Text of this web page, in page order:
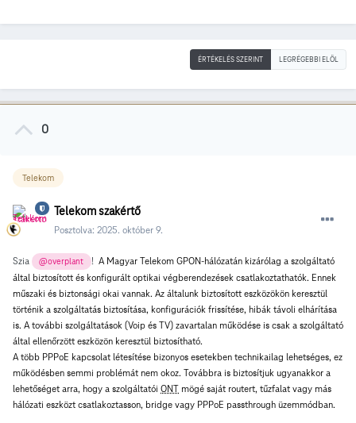
ÉRTÉKELÉS SZERINT LEGRÉGEBBI ELÖL
0
Telekom
Telekom szakértő
Posztolva: 2025. október 9.
Szia @overplant ! A Magyar Telekom GPON-hálózatán kizárólag a szolgáltató
által biztosított és konfigurált optikai végberendezések csatlakoztathatók. Ennek
műszaki és biztonsági okai vannak. Az általunk biztosított eszközökön keresztül
történik a szolgáltatás biztosítása, konfigurációk frissítése, hibák távoli elhárítása
is. A további szolgáltatások (Voip és TV) zavartalan működése is csak a szolgáltató
által ellenőrzött eszközön keresztül biztosítható.
A több PPPoE kapcsolat létesítése bizonyos esetekben technikailag lehetséges, ez
működésben semmi problémát nem okoz. Továbbra is biztosítjuk ugyanakkor a
lehetőséget arra, hogy a szolgáltatói ONT mögé saját routert, tűzfalat vagy más
hálózati eszközt csatlakoztasson, bridge vagy PPPoE passthrough üzemmódban.